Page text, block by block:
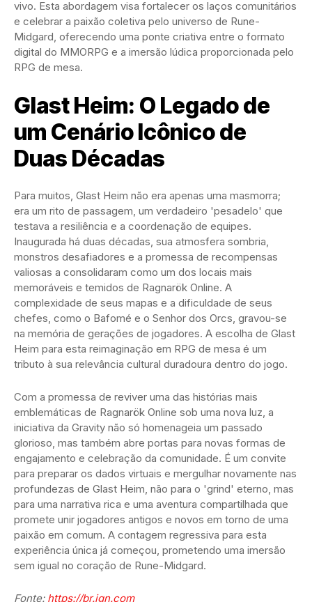
vivo. Esta abordagem visa fortalecer os laços comunitários
e celebrar a paixão coletiva pelo universo de Rune-
Midgard, oferecendo uma ponte criativa entre o formato
digital do MMORPG e a imersão lúdica proporcionada pelo
RPG de mesa.
Glast Heim: O Legado de
um Cenário Icônico de
Duas Décadas
Para muitos, Glast Heim não era apenas uma masmorra;
era um rito de passagem, um verdadeiro 'pesadelo' que
testava a resiliência e a coordenação de equipes.
Inaugurada há duas décadas, sua atmosfera sombria,
monstros desafiadores e a promessa de recompensas
valiosas a consolidaram como um dos locais mais
memoráveis e temidos de Ragnarök Online. A
complexidade de seus mapas e a dificuldade de seus
chefes, como o Bafomé e o Senhor dos Orcs, gravou-se
na memória de gerações de jogadores. A escolha de Glast
Heim para esta reimaginação em RPG de mesa é um
tributo à sua relevância cultural duradoura dentro do jogo.
Com a promessa de reviver uma das histórias mais
emblemáticas de Ragnarök Online sob uma nova luz, a
iniciativa da Gravity não só homenageia um passado
glorioso, mas também abre portas para novas formas de
engajamento e celebração da comunidade. É um convite
para preparar os dados virtuais e mergulhar novamente nas
profundezas de Glast Heim, não para o 'grind' eterno, mas
para uma narrativa rica e uma aventura compartilhada que
promete unir jogadores antigos e novos em torno de uma
paixão em comum. A contagem regressiva para esta
experiência única já começou, prometendo uma imersão
sem igual no coração de Rune-Midgard.
Fonte: https://br.ign.com